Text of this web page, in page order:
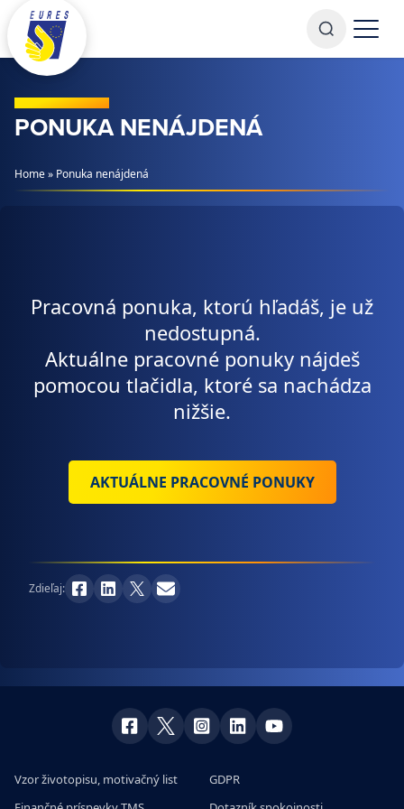
Prejsť na obsah
PONUKA NENÁJDENÁ
Home» Ponuka nenájdená
Pracovná ponuka, ktorú hľadáš, je už
nedostupná.
Aktuálne pracovné ponuky nájdeš
pomocou tlačidla, ktoré sa nachádza
nižšie.
AKTUÁLNE PRACOVNÉ PONUKY
Zdieľaj:
Vzor životopisu, motivačný list
GDPR